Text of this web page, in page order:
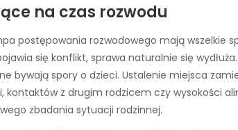
na czas rozwodu
postępowania rozwodowego mają wszelkie
się konflikt, sprawa naturalnie się
bywają spory o dzieci. Ustalenie miejsca
kontaktów z drugim rodzicem czy wysokości
zbadania sytuacji rodzinnej.